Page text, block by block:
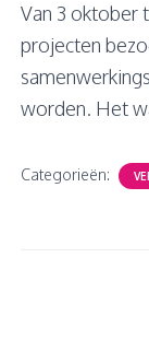
Van 3 oktober
projecten
worden. Het
Categorieën: